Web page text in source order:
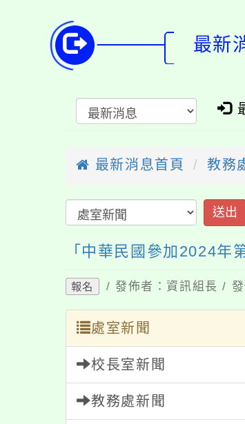
最新
最新消息首頁 教務
「中華民國參加2024年
報名 / 發佈者：資訊組長 /
處室新聞
校長室新聞
教務處新聞